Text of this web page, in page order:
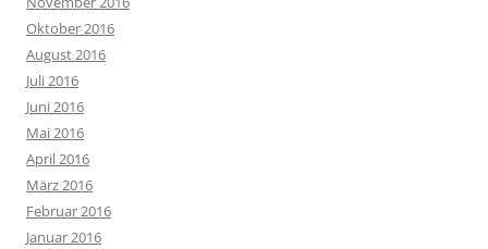
Oktober 2016
August 2016
Juli 2016
Juni 2016
Mai 2016
April 2016
März 2016
Februar 2016
Januar 2016